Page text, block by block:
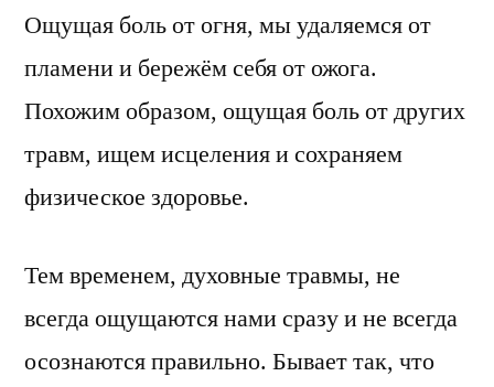
Ощущая боль от огня, мы удаляемся от
пламени и бережём себя от ожога.
Похожим образом, ощущая боль от других
травм, ищем исцеления и сохраняем
физическое здоровье.
Тем временем, духовные травмы, не
всегда ощущаются нами сразу и не всегда
осознаются правильно. Бывает так, что